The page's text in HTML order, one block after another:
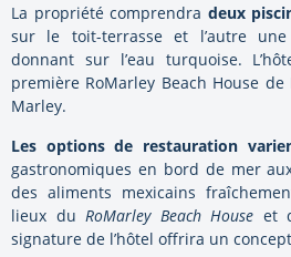
La propriété comprendra deux
sur le toit-terrasse et l’autre
donnant sur l’eau turquoise.
première RoMarley Beach House
Marley.
Les options de restauration
gastronomiques en bord de mer
des aliments mexicains
lieux du RoMarley Beach House et
signature de l’hôtel offrira un